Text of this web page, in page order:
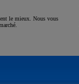
le mieux. Nous vous